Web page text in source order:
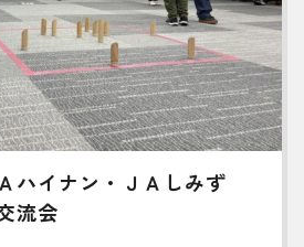
ハイナン・ＪＡしみず
流会